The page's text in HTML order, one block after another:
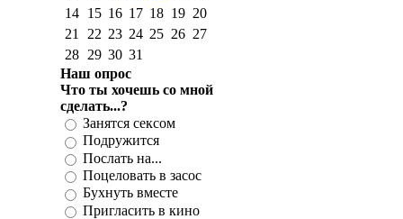
14 15 16 17 18 19 20
21
22 23 24 25 26 27
28 29 30 31
Наш опрос
Что ты хочешь со мной
сделать...?
Занятся сексом
Подружится
Послать на...
Поцеловать в засос
Бухнуть вместе
Пригласить в кино